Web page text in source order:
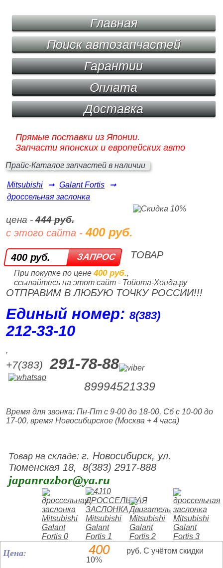
Главная
Поиск автозапчастей
Гарантии
Оплата
Доставка
Прямые поставки из Японии.
Запчасти японских и европейских авто
Прайс-Каталог запчастей в наличии
Mitsubishi ➞ Galant Fortis
➞
дроссельная заслонка
цена -444 руб.
с этого сайта -400 руб.
400 руб.
При покупке по цене400 руб.,
ссылайтесь на этот сайт - Тойота-Хонда.ру
ТОВАР
ОТПРАВИМ В ЛЮБУЮ ТОЧКУ РОССИИ!!!
Единый номер:8(383)
212‑33‑10
,
+7(383) 291-78-88
89994521339
Время для звонка: Пн-Пт с 9-00 до 18-00, Сб с 10-00 до
17-00, время Новосибирское (Москва + 4 часа)
Товар на складе:г. Новосибирск, ул.
Тюменская 18, 8(383) 2917-888
japanrazbor@ya.ru
Цена: 400
руб. С учётом скидки
10%